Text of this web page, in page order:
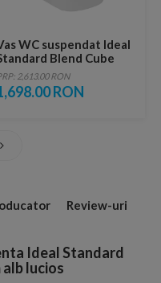
WC suspendat Ideal
Blend Cube
54.5x36.5 cm
lucios
2,613.00 RON
RON
Review-uri
Ideal Standard
alb lucios